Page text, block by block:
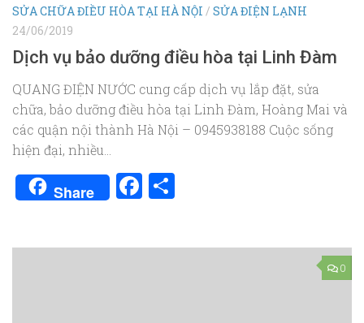
SỬA CHỮA ĐIỀU HÒA TẠI HÀ NỘI / SỬA ĐIỆN LẠNH
24/06/2019
Dịch vụ bảo dưỡng điều hòa tại Linh Đàm
QUANG ĐIỆN NƯỚC cung cấp dịch vụ lắp đặt, sửa
chữa, bảo dưỡng điều hòa tại Linh Đàm, Hoàng Mai và
các quận nội thành Hà Nội – 0945938188 Cuộc sống
hiện đại, nhiều...
Share Facebook
0